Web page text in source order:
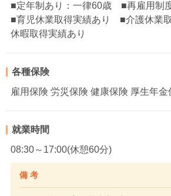
■定年制あり：一律60歳 ■再雇用制
■育児休業取得実績あり ■介護休業
休暇取得実績あり
各種保険
雇用保険 労災保険 健康保険 厚生年金
就業時間
08:30～17:00(休憩60分)
備 考